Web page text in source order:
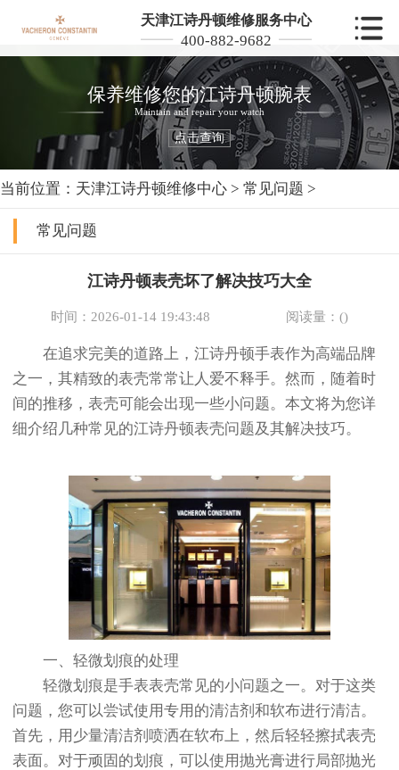
天津江诗丹顿维修服务中心
400-882-9682
保养维修您的江诗丹顿腕表
Maintain and repair your watch
点击查询
当前位置： 天津江诗丹顿维修中心 > 常见问题 >
常见问题
江诗丹顿表壳坏了解决技巧大全
时间：2026-01-14 19:43:48 阅读量：()
在追求完美的道路上，江诗丹顿手表作为高端品牌
之一，其精致的表壳常常让人爱不释手。然而，随着时
间的推移，表壳可能会出现一些小问题。本文将为您详
细介绍几种常见的江诗丹顿表壳问题及其解决技巧。
一、轻微划痕的处理
轻微划痕是手表表壳常见的小问题之一。对于这类
问题，您可以尝试使用专用的清洁剂和软布进行清洁。
首先，用少量清洁剂喷洒在软布上，然后轻轻擦拭表壳
表面。对于顽固的划痕，可以使用抛光膏进行局部抛光